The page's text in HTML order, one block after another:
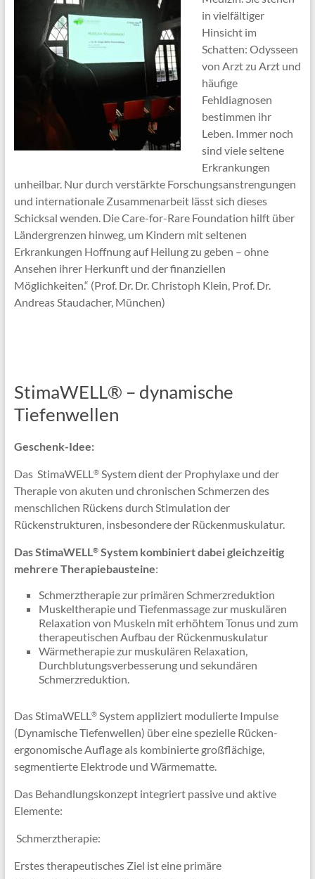
in vielfältiger
Hinsicht im
Schatten: Odysseen
von Arzt zu Arzt und
häufige
Fehldiagnosen
bestimmen ihr
Leben. Immer noch
sind viele seltene
Erkrankungen
unheilbar. Nur durch verstärkte Forschungsanstrengungen
und internationale Zusammenarbeit lässt sich dieses
Schicksal wenden. Die Care-for-Rare Foundation hilft über
Ländergrenzen hinweg, um Kindern mit seltenen
Erkrankungen Hoffnung auf Heilung zu geben – ohne
Ansehen ihrer Herkunft und der finanziellen
Möglichkeiten.“ (Prof. Dr. Dr. Christoph Klein, Prof. Dr.
Andreas Staudacher, München)
StimaWELL® – dynamische
Tiefenwellen
Geschenk-Idee:
Das StimaWELL®System dient der Prophylaxe und der
Therapie von akuten und chronischen Schmerzen des
menschlichen Rückens durch Stimulation der
Rückenstrukturen, insbesondere der Rückenmuskulatur.
DasStimaWELL®System kombiniert dabei gleichzeitig
mehrere Therapiebausteine:
Schmerztherapie zur primären Schmerzreduktion
Muskeltherapie und Tiefenmassage zur muskulären
Relaxation von Muskeln mit erhöhtem Tonus und zum
therapeutischen Aufbau der Rückenmuskulatur
Wärmetherapie zur muskulären Relaxation,
Durchblutungsverbesserung und sekundären
Schmerzreduktion.
Das StimaWELL®System appliziert modulierte Impulse
(Dynamische Tiefenwellen) über eine spezielle Rücken-
ergonomische Auflage als kombinierte großflächige,
segmentierte Elektrode und Wärmematte.
Das Behandlungskonzept integriert passive und aktive
Elemente:
 Schmerztherapie:
Erstes therapeutisches Ziel ist eine primäre